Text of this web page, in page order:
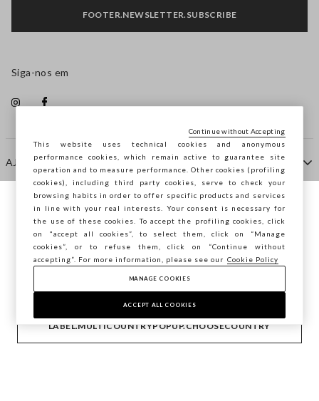
AJUDA
EMPRESA
CONTACTE-NOS
FOOTER.NEWSLETTER.SUBSCRIBE
Siga-nos em
Copyright © Ovs S.p.A. -
Está a navegar na STEFANEL Portugal,
deseja guardar a sua localização?
CONFIRMAR
LABEL.MULTICOUNTRYPOPUP.CHOOSECOUNTRY
footer.item.country Portugal
This website uses technical cookies and anonymous
performance cookies, which remain active to guarantee site
operation and to measure performance. Other cookies (profiling
cookies), including third party cookies, serve to check your
browsing habits in order to offer specific products and services
in line with your real interests. Your consent is necessary for
the use of these cookies. To accept the profiling cookies, click
on "accept all cookies”, to select them, click on “Manage
cookies”, or to refuse them, click on “Continue without
accepting”. For more information, please see our Cookie Policy
MANAGE COOKIES
ACCEPT ALL COOKIES
Continue without Accepting